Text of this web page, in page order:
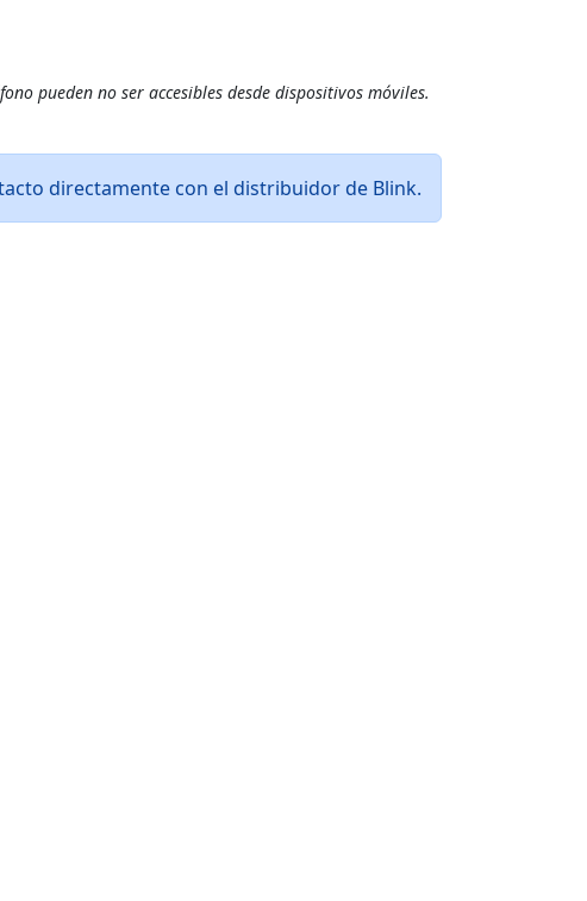
pueden no ser accesibles desde dispositivos móviles.
directamente con el distribuidor de Blink.